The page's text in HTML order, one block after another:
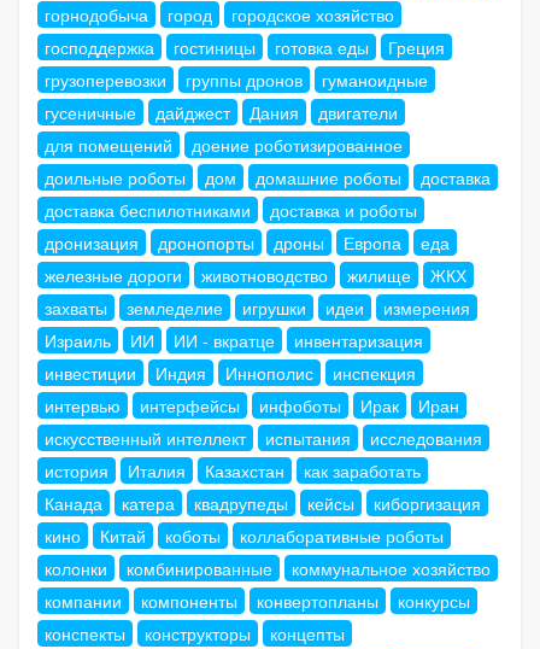
горнодобыча
город
городское хозяйство
господдержка
гостиницы готовка еды
Греция
грузоперевозки
группы дронов
гуманоидные
гусеничные
дайджест Дания
двигатели
для помещений
доение роботизированное
доильные роботы
дом домашние роботы
доставка
доставка беспилотниками
доставка и роботы
дронизация
дронопорты дроны Европа
еда
железные дороги
животноводство жилище
ЖКХ
захваты
земледелие игрушки идеи
измерения
Израиль
ИИ ИИ - вкратце
инвентаризация
инвестиции
Индия Иннополис
инспекция
интервью
интерфейсы инфоботы Ирак
Иран
искусственный интеллект
испытания
исследования
история
Италия Казахстан
как заработать
Канада
катера квадрупеды кейсы
киборгизация
кино
Китай коботы
коллаборативные роботы
колонки
комбинированные
коммунальное хозяйство
компании
компоненты конвертопланы
конкурсы
конспекты
конструкторы
концепты